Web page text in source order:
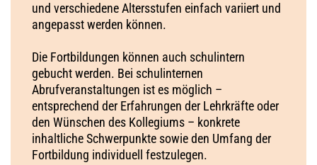
und verschiedene Altersstufen einfach variiert und
angepasst werden können.
Die Fortbildungen können auch schulintern
gebucht werden. Bei schulinternen
Abrufveranstaltungen ist es möglich –
entsprechend der Erfahrungen der Lehrkräfte oder
den Wünschen des Kollegiums – konkrete
inhaltliche Schwerpunkte sowie den Umfang der
Fortbildung individuell festzulegen.